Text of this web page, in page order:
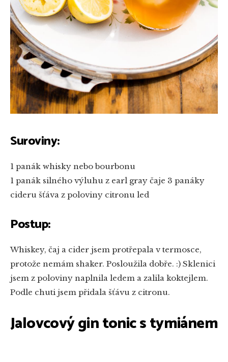
Suroviny:
1 panák whisky nebo bourbonu
1 panák silného výluhu z earl gray čaje 3 panáky
cideru šťáva z poloviny citronu led
Postup:
Whiskey, čaj a cider jsem protřepala v termosce,
protože nemám shaker. Posloužila dobře. :) Sklenici
jsem z poloviny naplnila ledem a zalila koktejlem.
Podle chuti jsem přidala šťávu z citronu.
Jalovcový gin tonic s tymiánem